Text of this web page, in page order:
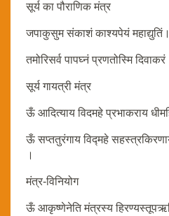
सूर्य का पौराणिक मंत्र
जपाकुसुम संकाशं काश्यपेयं महाद्युतिं।
तमोरिसर्व पापघ्नं प्रणतोस्मि
सूर्य गायत्री मंत्र
ऊँ आदित्याय विदमहे प्रभाकराय
ऊँ सप्ततुरंगाय विद्महे
।
मंत्र-विनियोग
ऊँ आकृष्णेनेति मंत्रस्य